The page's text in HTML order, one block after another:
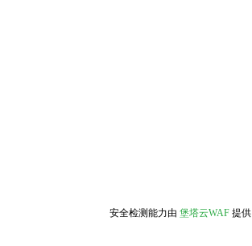
安全检测能力由 堡塔云WAF 提供